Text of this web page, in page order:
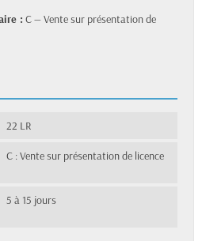
: C — Vente sur présentation de
22 LR
C : Vente sur présentation de licence
5 à 15 jours